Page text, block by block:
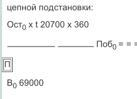
цепной подстановки:
Ост0х t 20700 х 360
Поб0 = =
П
В069000